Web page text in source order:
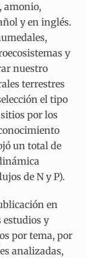
amonio,
y en inglés.
y
nuestro
terrestres
el tipo
por los
un total de
de N y P).
en
estudios y
por tema, por
analizadas,